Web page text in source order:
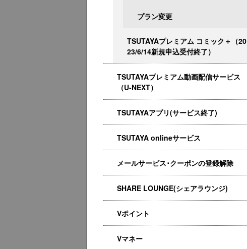
プラン変更
TSUTAYAプレミアム コミック＋（20
23/6/14新規申込受付終了）
TSUTAYAプレミアム動画配信サービス
（U-NEXT）
TSUTAYAアプリ(サービス終了)
TSUTAYA onlineサービス
メールサービス･クーポンの登録解除
SHARE LOUNGE(シェアラウンジ)
Vポイント
Vマネー